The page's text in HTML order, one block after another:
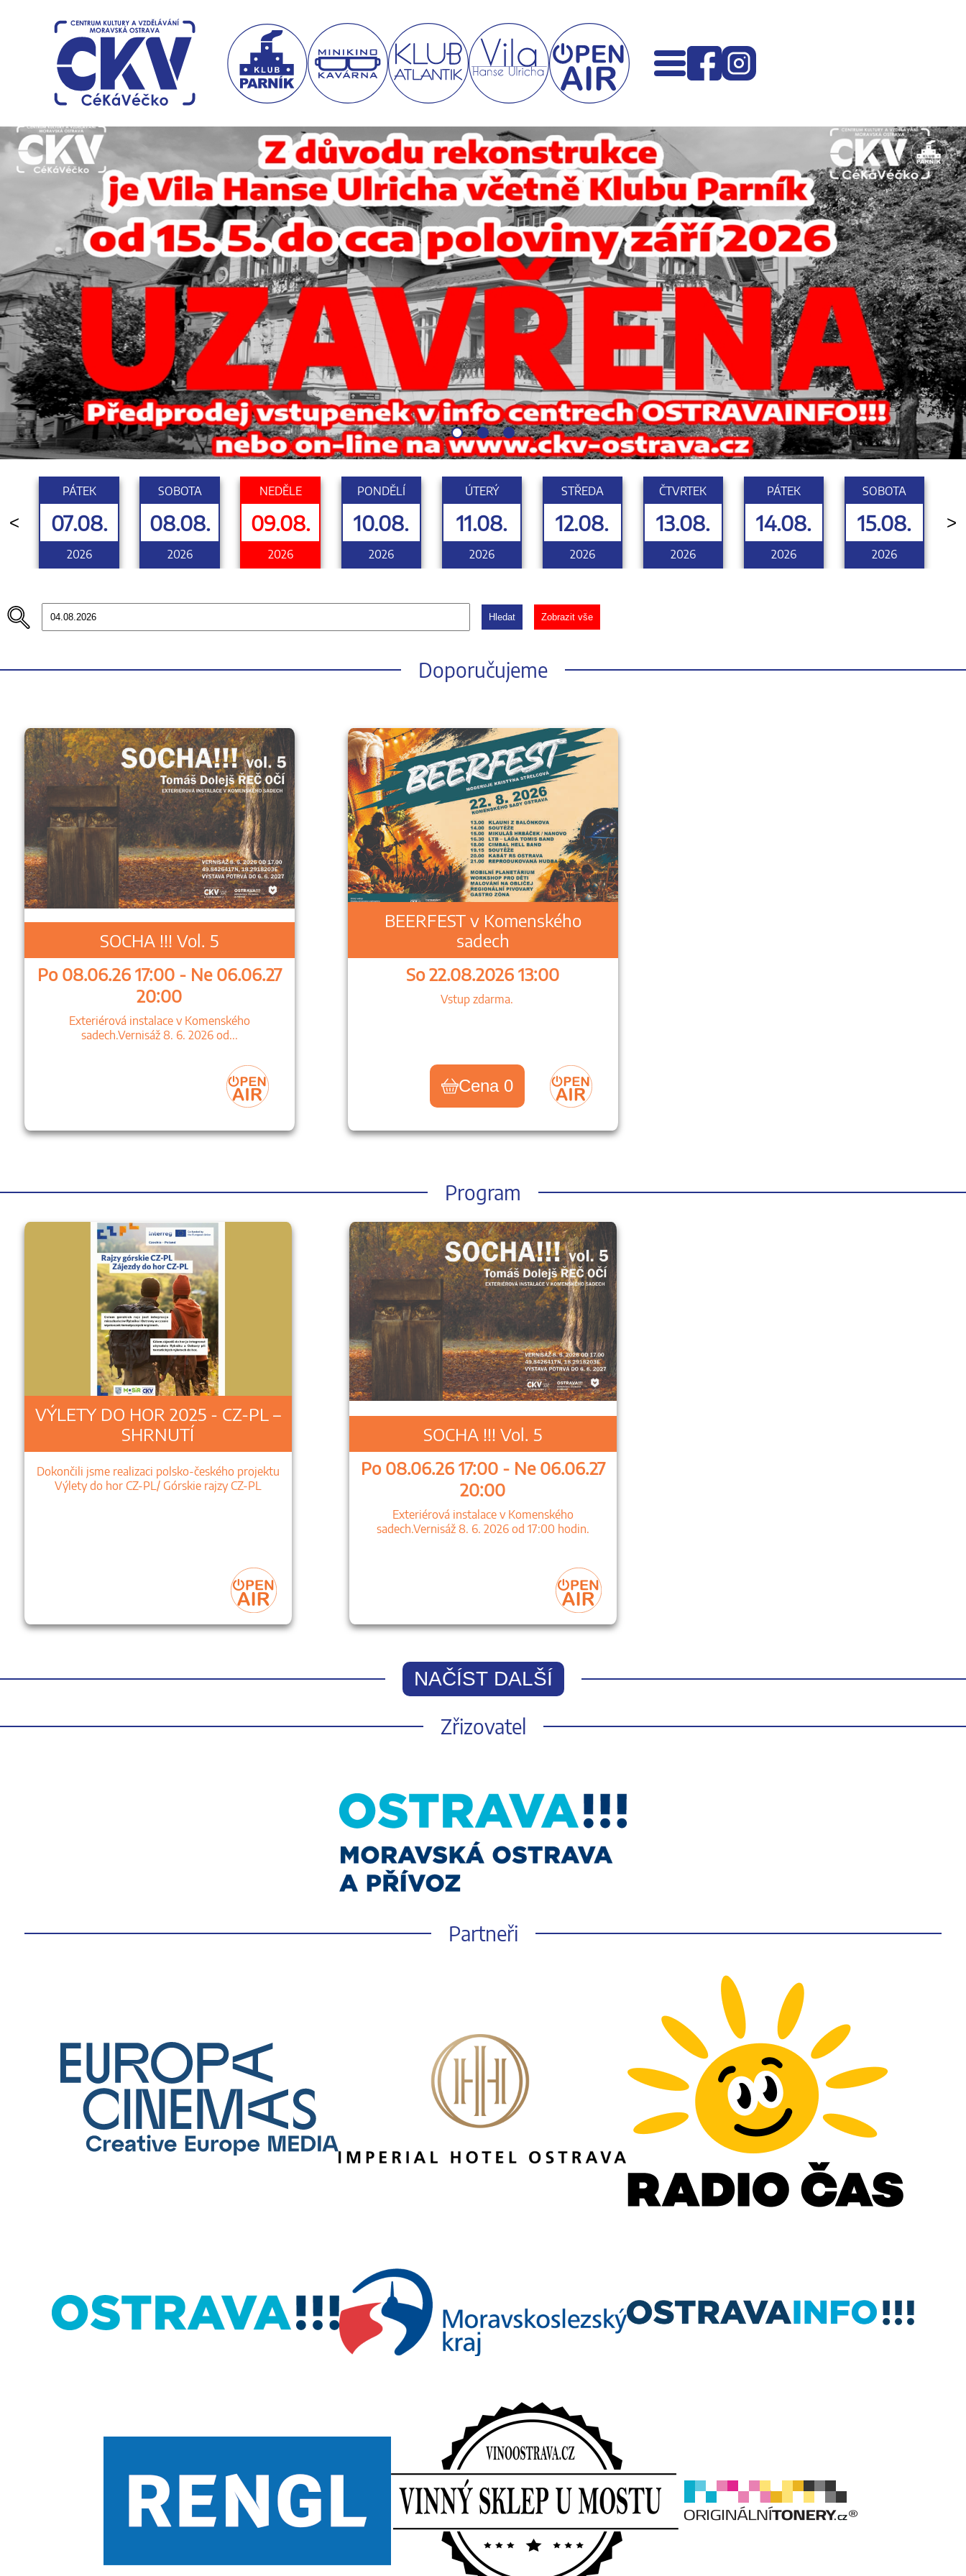
<
PÁTEK
07.08.
2026
SOBOTA
08.08.
2026
NEDĚLE
09.08.
2026
PONDĚLÍ
10.08.
2026
ÚTERÝ
11.08.
2026
STŘEDA
12.08.
2026
ČTVRTEK
13.08.
2026
PÁTEK
14.08.
2026
SOBOTA
15.08.
2026
>
Hledat Zobrazit vše
Doporučujeme
SOCHA !!! Vol. 5
Po 08.06.26 17:00 - Ne 06.06.27
20:00
Exteriérová instalace v Komenského
sadech.Vernisáž 8. 6. 2026 od...
BEERFEST v Komenského
sadech
So 22.08.2026 13:00
Vstup zdarma.
Cena 0
Program
VÝLETY DO HOR 2025 - CZ-PL –
SHRNUTÍ
Dokončili jsme realizaci polsko-českého projektu
Výlety do hor CZ-PL/ Górskie rajzy CZ-PL
SOCHA !!! Vol. 5
Po 08.06.26 17:00 - Ne 06.06.27
20:00
Exteriérová instalace v Komenského
sadech.Vernisáž 8. 6. 2026 od 17:00 hodin.
NAČÍST DALŠÍ
Zřizovatel
Partneři